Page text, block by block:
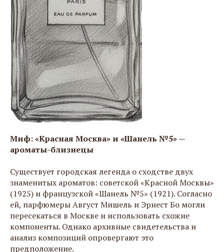
Миф: «Красная Москва» и «Шанель №5» —
ароматы-близнецы
Существует городская легенда о сходстве двух
знаменитых ароматов: советской «Красной Москвы»
(1925) и французской «Шанель №5» (1921). Согласно
ей, парфюмеры Август Мишель и Эрнест Бо могли
пересекаться в Москве и использовать схожие
компоненты. Однако архивные свидетельства и
анализ композиций опровергают это
предположение.